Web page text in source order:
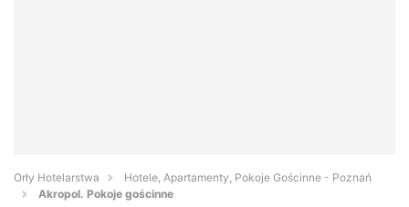
Orły Hotelarstwa
Hotele, Apartamenty, Pokoje Gościnne - Poznań
Akropol. Pokoje gościnne